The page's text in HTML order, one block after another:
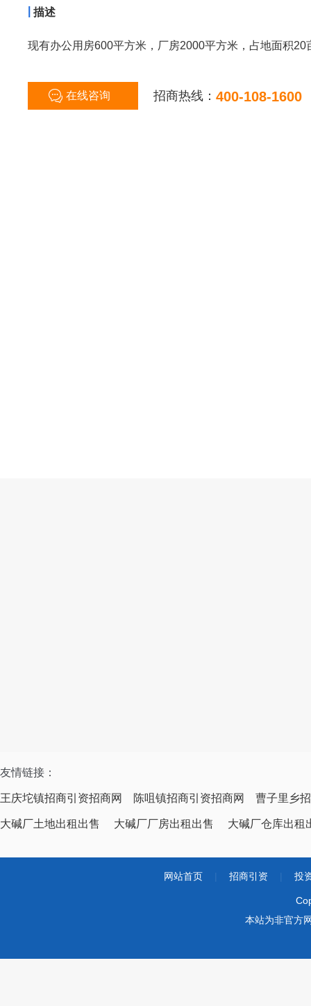
描述
现有办公用房600平方米，厂房2000平方米，占地面积20
在线咨询 招商热线： 400-108-1600
友情链接：
王庆坨镇招商引资招商网 陈咀镇招商引资招商网 曹子里乡
大碱厂土地出租出售 大碱厂厂房出租出售 大碱厂仓库出租
网站首页 招商引资 投
本站为非官方